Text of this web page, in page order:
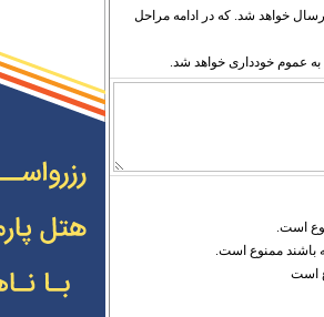
خواهد شد. که در ادامه مراحل
عموم خودداری خواهد شد.
است.
ممنوع است.
است